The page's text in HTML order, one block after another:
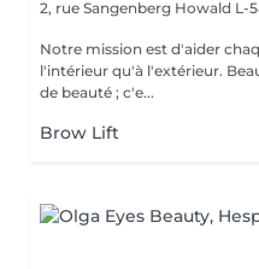
2, rue Sangenberg Howald L-
Notre mission est d'aider
l'intérieur qu'à l'extérieur.
de beauté ; c'e...
Brow Lift